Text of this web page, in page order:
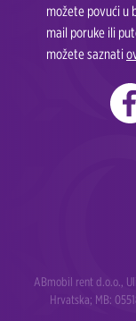
možete povući u
mail poruke ili
možete saznati
ABmobil rent d.o.o.,
Hrvatska; MB: